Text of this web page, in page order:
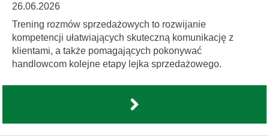
26.06.2026
Trening rozmów sprzedażowych to rozwijanie
kompetencji ułatwiających skuteczną komunikację z
klientami, a także pomagających pokonywać
handlowcom kolejne etapy lejka sprzedażowego.